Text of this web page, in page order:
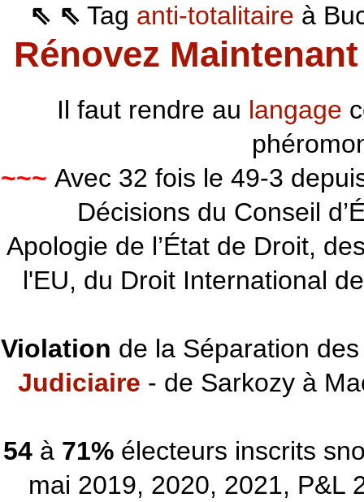
⇖ ⇖ Tag anti-totalitaire à
Rénovez
Il faut rendre au langage
~~~ Avec 32 fois le 49-3
Décisions du Conseil
Apologie de l’État de Droit,
l'EU, du Droit International
Violation de la Séparation
Judiciaire - de Sarkozy à
54à 71%électeurs inscrits
mai 2019, 2020, 2021, P&L